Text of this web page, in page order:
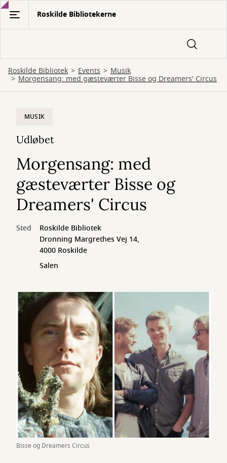
Gå
hovedindhold
Roskilde Bibliotekerne
Roskilde Bibliotek Events Musik
Morgensang: med gæsteværter Bisse og Dreamers' Circus
Bisse og Dreamers Circus
MUSIK
Udløbet
Morgensang: med
gæsteværter Bisse og
Dreamers' Circus
Sted
Roskilde Bibliotek
Dronning Margrethes Vej 14,
4000 Roskilde
Salen